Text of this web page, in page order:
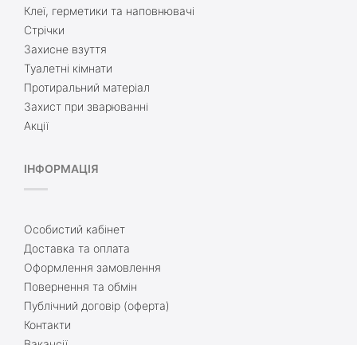
Клеї, герметики та наповнювачі
Стрічки
Захисне взуття
Туалетні кімнати
Протиральний матеріал
Захист при зварюванні
Акції
ІНФОРМАЦІЯ
Особистий кабінет
Доставка та оплата
Оформлення замовлення
Повернення та обмін
Публічний договір (оферта)
Контакти